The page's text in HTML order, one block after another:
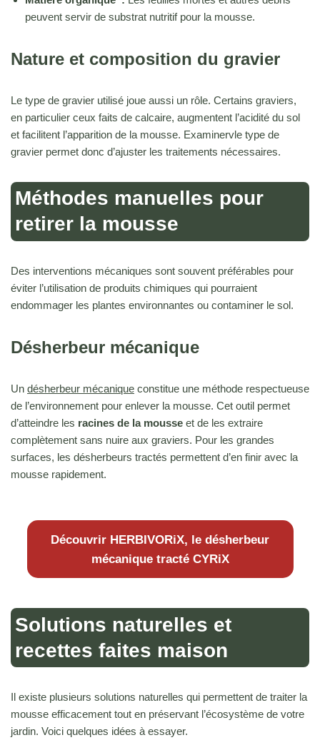
peuvent servir de substrat nutritif pour la mousse.
Nature et composition du gravier
Le type de gravier utilisé joue aussi un rôle. Certains graviers,
en particulier ceux faits de calcaire, augmentent l’acidité du sol
et facilitent l’apparition de la mousse. Examinervle type de
gravier permet donc d’ajuster les traitements nécessaires.
Méthodes manuelles pour
retirer la mousse
Des interventions mécaniques sont souvent préférables pour
éviter l’utilisation de produits chimiques qui pourraient
endommager les plantes environnantes ou contaminer le sol.
Désherbeur mécanique
Un désherbeur mécanique constitue une méthode respectueuse
de l’environnement pour enlever la mousse. Cet outil permet
d’atteindre les racines de la mousse et de les extraire
complètement sans nuire aux graviers. Pour les grandes
surfaces, les désherbeurs tractés permettent d’en finir avec la
mousse rapidement.
Découvrir HERBIVORiX, le désherbeur
mécanique tracté CYRiX
Solutions naturelles et
recettes faites maison
Il existe plusieurs solutions naturelles qui permettent de traiter la
mousse efficacement tout en préservant l’écosystème de votre
jardin. Voici quelques idées à essayer.